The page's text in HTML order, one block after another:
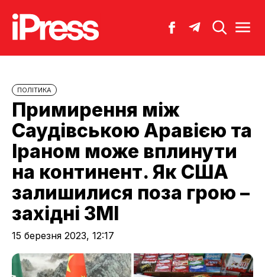
ПОЛІТИКА
Примирення між
Саудівською Аравією та
Іраном може вплинути
на континент. Як США
залишилися поза грою –
західні ЗМІ
15 березня 2023, 12:17